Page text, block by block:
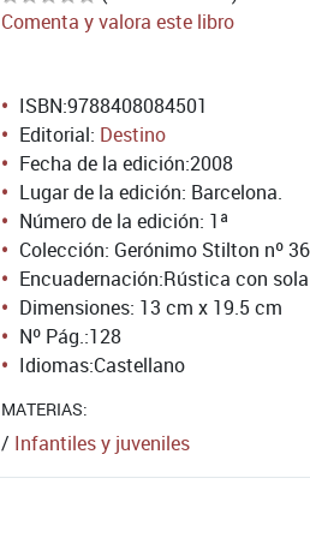
Comenta y valora este libro
ISBN:9788408084501
Editorial: Destino
Fecha de la edición:2008
Lugar de la edición: Barcelona.
Número de la edición: 1ª
Colección: Gerónimo Stilton nº 36
Encuadernación:Rústica con
Dimensiones: 13 cm x 19.5 cm
Nº Pág.:128
Idiomas:Castellano
MATERIAS:
/ Infantiles y juveniles